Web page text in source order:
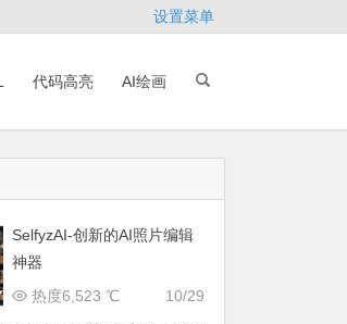
设置菜单
代码高亮 AI绘画
SelfyzAI-创新的AI照片编辑
神器
10/29
热度6,523 ℃